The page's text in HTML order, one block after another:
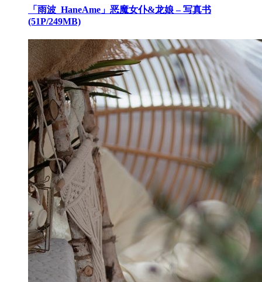
「雨波_HaneAme」恶魔女仆&龙娘 – 写真书
(51P/249MB)